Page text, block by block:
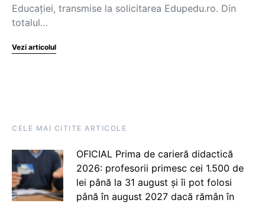
Educației, transmise la solicitarea Edupedu.ro. Din
totalul…
Vezi articolul
CELE MAI CITITE ARTICOLE
OFICIAL Prima de carieră didactică
2026: profesorii primesc cei 1.500 de
lei până la 31 august și îi pot folosi
până în august 2027 dacă rămân în